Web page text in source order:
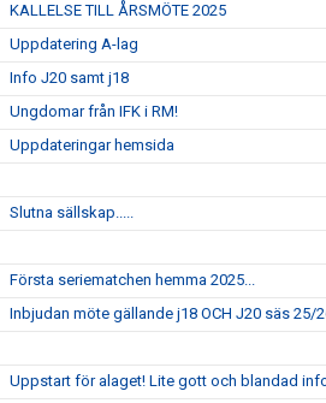
KALLELSE TILL ÅRSMÖTE 2025
Uppdatering A-lag
Info J20 samt j18
Ungdomar från IFK i RM!
Uppdateringar hemsida
Slutna sällskap.....
Första seriematchen hemma 2025...
Inbjudan möte gällande j18 OCH J20 säs 25/
Uppstart för alaget! Lite gott och blandad